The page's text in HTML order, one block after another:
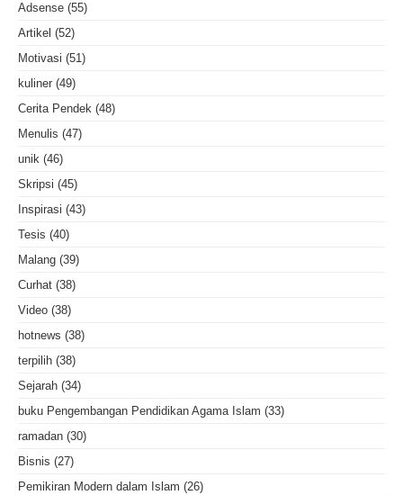
Adsense (55)
Artikel (52)
Motivasi (51)
kuliner (49)
Cerita Pendek (48)
Menulis (47)
unik (46)
Skripsi (45)
Inspirasi (43)
Tesis (40)
Malang (39)
Curhat (38)
Video (38)
hotnews (38)
terpilih (38)
Sejarah (34)
buku Pengembangan Pendidikan Agama Islam (33)
ramadan (30)
Bisnis (27)
Pemikiran Modern dalam Islam (26)